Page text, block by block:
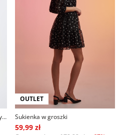
Kremowa sukienka z nadrukiem typu paisley
OUTLET
Sukienka w groszki
59,99 zł